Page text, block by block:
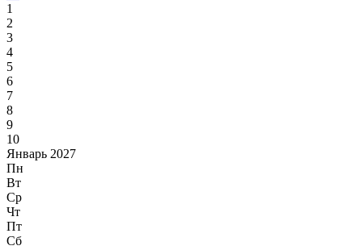
1
2
3
4
5
6
7
8
9
10
Январь 2027
Пн
Вт
Ср
Чт
Пт
Сб